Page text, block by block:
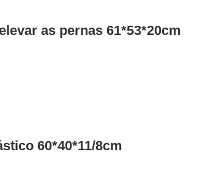
as pernas 61*53*20cm
60*40*11/8cm